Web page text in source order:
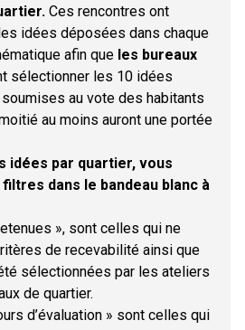
Ces rencontres ont
idées déposées dans chaque
afin que les bureaux
sélectionner les 10 idées
au vote des habitants
au moins auront une portée
idées par quartier, vous
dans le bandeau blanc à
», sont celles qui ne
de recevabilité ainsi que
sélectionnées par les ateliers
de quartier.
d’évaluation » sont celles qui